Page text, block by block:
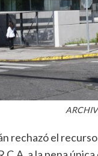
rechazó el